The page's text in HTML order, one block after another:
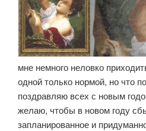
мне немного неловко
одной только нормой, но что
поздравляю всех с новым
желаю, чтобы в новом году
запланированное и